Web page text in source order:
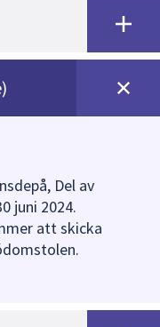
Del av
juni 2024.
att skicka